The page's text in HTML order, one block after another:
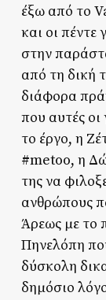
έξω από το
και οι πέντε
στην
από τη δική
διάφορα
που αυτές οι
το έργο, η
#metoo, η
της να
ανθρώπους
Άρεως με το
Πηνελόπη
δύσκολη
δημόσιο